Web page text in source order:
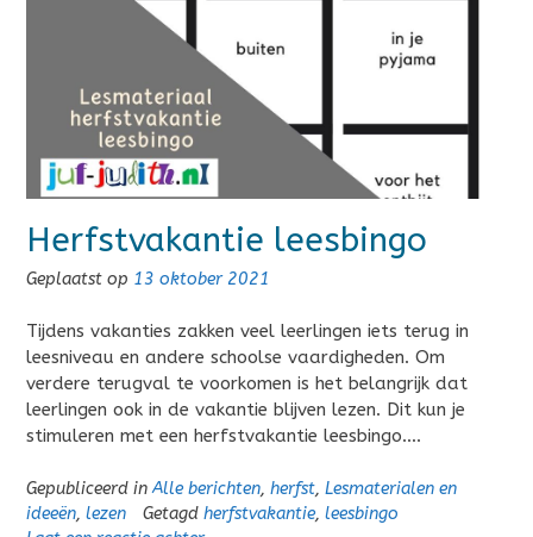
Herfstvakantie leesbingo
Geplaatst op 13 oktober 2021
Tijdens vakanties zakken veel leerlingen iets terug in
leesniveau en andere schoolse vaardigheden. Om
verdere terugval te voorkomen is het belangrijk dat
leerlingen ook in de vakantie blijven lezen. Dit kun je
stimuleren met een herfstvakantie leesbingo….
Gepubliceerd inAlle berichten, herfst, Lesmaterialen en
ideeën, lezen Getagd herfstvakantie, leesbingo